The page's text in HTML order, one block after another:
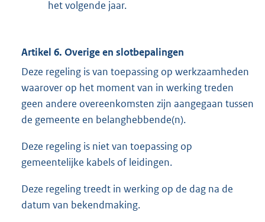
het volgende jaar.
Artikel 6. Overige en slotbepalingen
Deze regeling is van toepassing op werkzaamheden
waarover op het moment van in werking treden
geen andere overeenkomsten zijn aangegaan tussen
de gemeente en belanghebbende(n).
Deze regeling is niet van toepassing op
gemeentelijke kabels of leidingen.
Deze regeling treedt in werking op de dag na de
datum van bekendmaking.